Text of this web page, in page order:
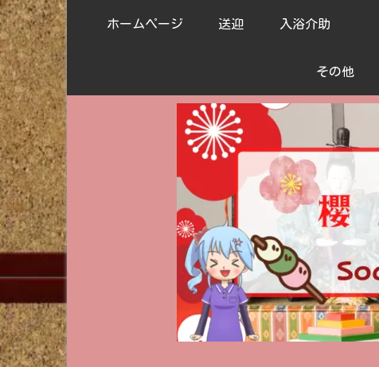
ホームページ 送迎 入浴介助
その他